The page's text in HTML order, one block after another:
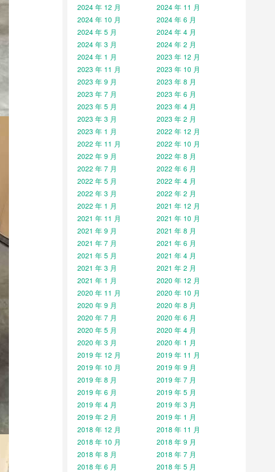
2024 年 12 月
2024 年 11 月
2024 年 10 月
2024 年 6 月
2024 年 5 月
2024 年 4 月
2024 年 3 月
2024 年 2 月
2024 年 1 月
2023 年 12 月
2023 年 11 月
2023 年 10 月
2023 年 9 月
2023 年 8 月
2023 年 7 月
2023 年 6 月
2023 年 5 月
2023 年 4 月
2023 年 3 月
2023 年 2 月
2023 年 1 月
2022 年 12 月
2022 年 11 月
2022 年 10 月
2022 年 9 月
2022 年 8 月
2022 年 7 月
2022 年 6 月
2022 年 5 月
2022 年 4 月
2022 年 3 月
2022 年 2 月
2022 年 1 月
2021 年 12 月
2021 年 11 月
2021 年 10 月
2021 年 9 月
2021 年 8 月
2021 年 7 月
2021 年 6 月
2021 年 5 月
2021 年 4 月
2021 年 3 月
2021 年 2 月
2021 年 1 月
2020 年 12 月
2020 年 11 月
2020 年 10 月
2020 年 9 月
2020 年 8 月
2020 年 7 月
2020 年 6 月
2020 年 5 月
2020 年 4 月
2020 年 3 月
2020 年 1 月
2019 年 12 月
2019 年 11 月
2019 年 10 月
2019 年 9 月
2019 年 8 月
2019 年 7 月
2019 年 6 月
2019 年 5 月
2019 年 4 月
2019 年 3 月
2019 年 2 月
2019 年 1 月
2018 年 12 月
2018 年 11 月
2018 年 10 月
2018 年 9 月
2018 年 8 月
2018 年 7 月
2018 年 6 月
2018 年 5 月